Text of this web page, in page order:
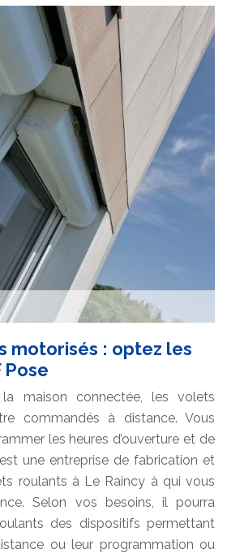
motorisés : optez les
Pose
la maison connectée, les volets
commandés à distance. Vous
les heures d’ouverture et de
une entreprise de fabrication et
roulants à Le Raincy à qui vous
Selon vos besoins, il pourra
des dispositifs permettant
ou leur programmation ou